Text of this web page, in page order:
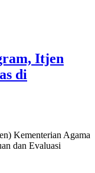
Itjen
di
Kementerian Agama
dan Evaluasi